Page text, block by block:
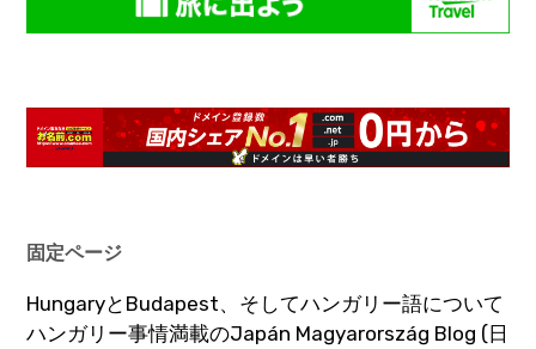
固定ページ
HungaryとBudapest、そしてハンガリー語について
ハンガリー事情満載のJapán Magyarország Blog (日